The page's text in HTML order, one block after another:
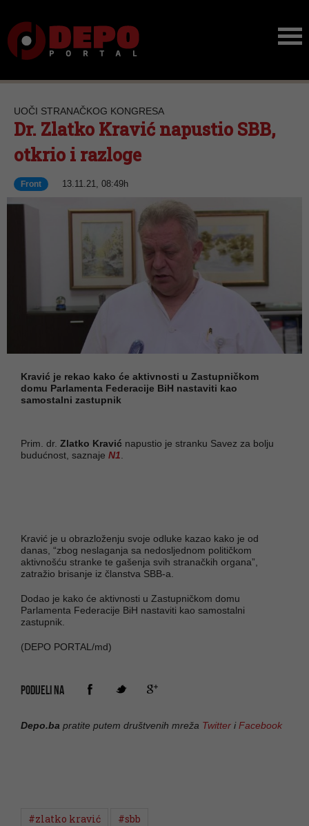
UOČI STRANAČKOG KONGRESA
Dr. Zlatko Kravić napustio SBB,
otkrio i razloge
Front 13.11.21, 08:49h
Kravić je rekao kako će aktivnosti u Zastupničkom
domu Parlamenta Federacije BiH nastaviti kao
samostalni zastupnik
Prim. dr. Zlatko Kravić napustio je stranku Savez za bolju
budućnost, saznaje N1
Kravić je u obrazloženju svoje odluke kazao kako je od
danas, “zbog neslaganja sa nedosljednom političkom
aktivnošću stranke te gašenja svih stranačkih organa”,
zatražio brisanje iz članstva SBB-a.
Dodao je kako će aktivnosti u Zastupničkom domu
Parlamenta Federacije BiH nastaviti kao samostalni
zastupnik.
(DEPO PORTAL/md)
PODIJELI NA
Depo.ba pratite putem društvenih mreža Twitter iFacebook
#zlatko kravić #sbb